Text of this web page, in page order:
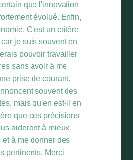
que l'innovation
évolué. Enfin,
C'est un critère
je suis souvent en
pouvoir travailler
sans avoir à me
prise de courant.
souvent des
mais qu'en est-il en
que ces précisions
aideront à mieux
à me donner des
pertinents. Merci